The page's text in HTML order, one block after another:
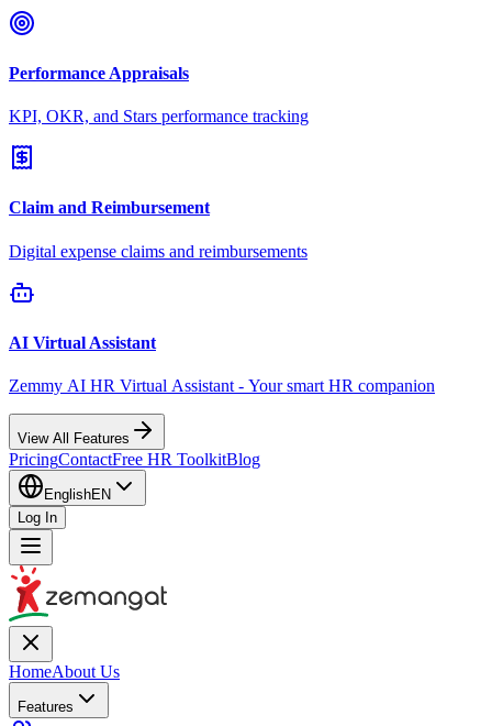
Performance Appraisals
KPI, OKR, and Stars performance tracking
Claim and Reimbursement
Digital expense claims and reimbursements
AI Virtual Assistant
Zemmy AI HR Virtual Assistant - Your smart HR companion
View All Features
PricingContactFree HR ToolkitBlog
EnglishEN
Log In
HomeAbout Us
Features